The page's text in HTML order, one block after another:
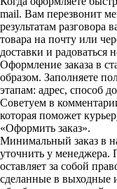
mail. Вам перезвонит
результатам
товара на почту или
доставки и радоваться
Оформление заказа в
образом. Заполняете
этапам: адрес, способ
Советуем в
которая поможет
«Оформить заказ».
Минимальный заказ в
уточнить у менеджера.
оставляет за собой
сделанные в выходные